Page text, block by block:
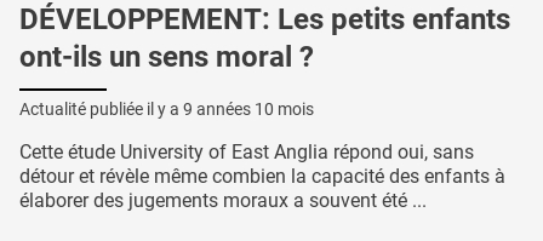
DÉVELOPPEMENT: Les petits enfants
ont-ils un sens moral ?
Actualité publiée il y a 9 années 10 mois
Cette étude University of East Anglia répond oui, sans
détour et révèle même combien la capacité des enfants à
élaborer des jugements moraux a souvent été ...